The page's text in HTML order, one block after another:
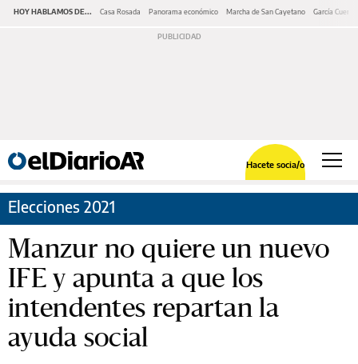
HOY HABLAMOS DE... Casa Rosada Panorama económico Marcha de San Cayetano García Cuerva
Hacete socia/o
Elecciones 2021
Manzur no quiere un nuevo
IFE y apunta a que los
intendentes repartan la
ayuda social